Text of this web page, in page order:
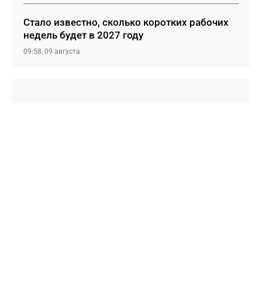
Стало известно, сколько коротких рабочих
недель будет в 2027 году
09:58, 09 августа